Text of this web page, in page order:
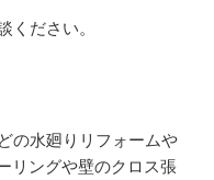
ください。
の水廻りリフォームや
リングや壁のクロス張